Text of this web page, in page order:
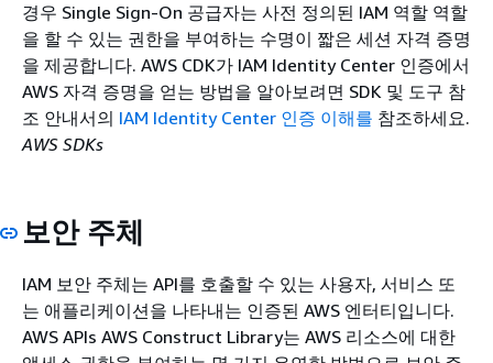
경우 Single Sign-On 공급자는 사전 정의된 IAM 역할 역할
을 할 수 있는 권한을 부여하는 수명이 짧은 세션 자격 증명
을 제공합니다. AWS CDK가 IAM Identity Center 인증에서
AWS 자격 증명을 얻는 방법을 알아보려면 SDK 및 도구 참
조 안내서의 IAM Identity Center 인증 이해를 참조하세요.
AWS SDKs
보안 주체
IAM 보안 주체는 API를 호출할 수 있는 사용자, 서비스 또
는 애플리케이션을 나타내는 인증된 AWS 엔터티입니다.
AWS APIs AWS Construct Library는 AWS 리소스에 대한